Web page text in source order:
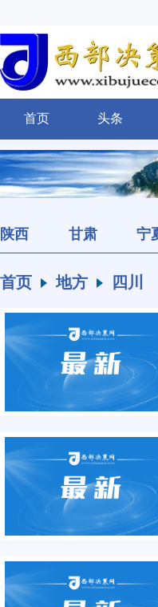
首页 头条
陕西 甘肃 宁
首页 地方 四川